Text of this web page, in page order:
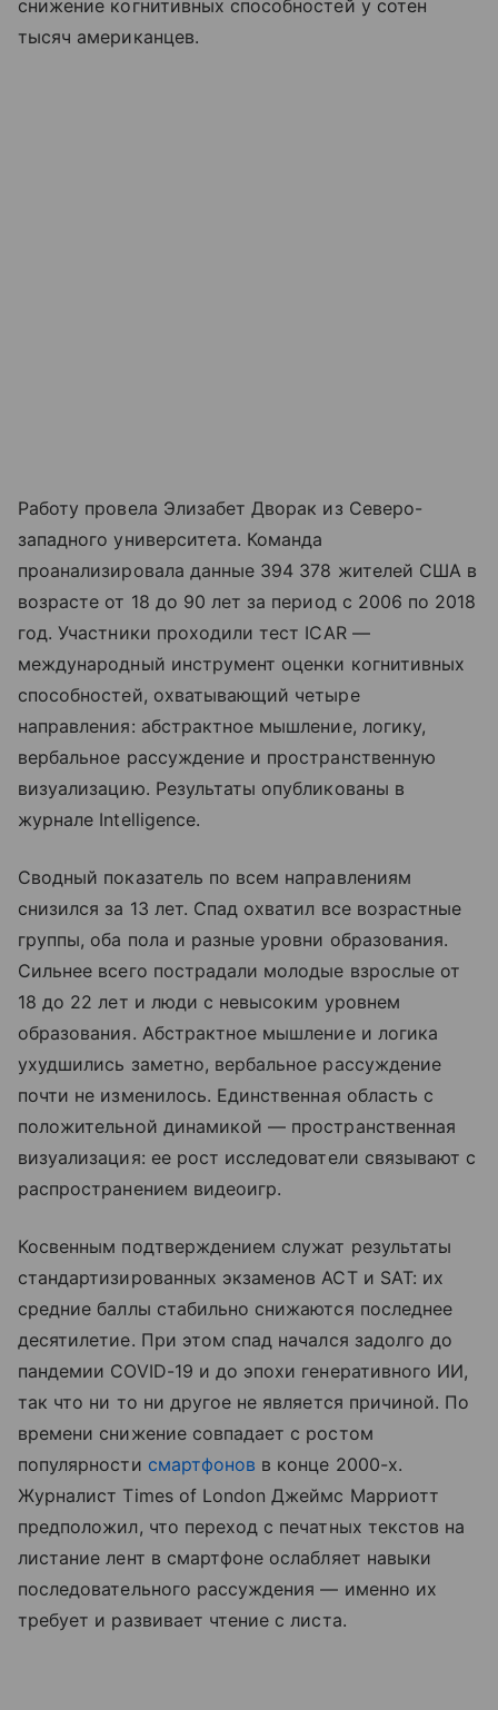
снижение когнитивных способностей у сотен
тысяч американцев.
Работу провела Элизабет Дворак из Северо-
западного университета. Команда
проанализировала данные 394 378 жителей США в
возрасте от 18 до 90 лет за период с 2006 по 2018
год. Участники проходили тест ICAR —
международный инструмент оценки когнитивных
способностей, охватывающий четыре
направления: абстрактное мышление, логику,
вербальное рассуждение и пространственную
визуализацию. Результаты опубликованы в
журнале Intelligence.
Сводный показатель по всем направлениям
снизился за 13 лет. Спад охватил все возрастные
группы, оба пола и разные уровни образования.
Сильнее всего пострадали молодые взрослые от
18 до 22 лет и люди с невысоким уровнем
образования. Абстрактное мышление и логика
ухудшились заметно, вербальное рассуждение
почти не изменилось. Единственная область с
положительной динамикой — пространственная
визуализация: ее рост исследователи связывают с
распространением видеоигр.
Косвенным подтверждением служат результаты
стандартизированных экзаменов ACT и SAT: их
средние баллы стабильно снижаются последнее
десятилетие. При этом спад начался задолго до
пандемии COVID-19 и до эпохи генеративного ИИ,
так что ни то ни другое не является причиной. По
времени снижение совпадает с ростом
популярности смартфонов в конце 2000-х.
Журналист Times of London Джеймс Марриотт
предположил, что переход с печатных текстов на
листание лент в смартфоне ослабляет навыки
последовательного рассуждения — именно их
требует и развивает чтение с листа.